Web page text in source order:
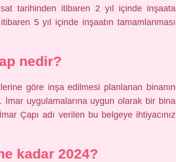
tarihinden itibaren 2 yıl içinde inşaata
5 yıl içinde inşaatın tamamlanması
nedir?
göre inşa edilmesi planlanan binanın
uygulamalarına uygun olarak bir bina
Çapı adı verilen bu belgeye ihtiyacınız
kadar 2024?